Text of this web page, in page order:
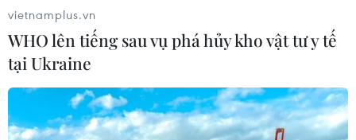
vietnamplus.vn
WHO lên tiếng sau vụ phá hủy kho vật tư y tế
tại Ukraine